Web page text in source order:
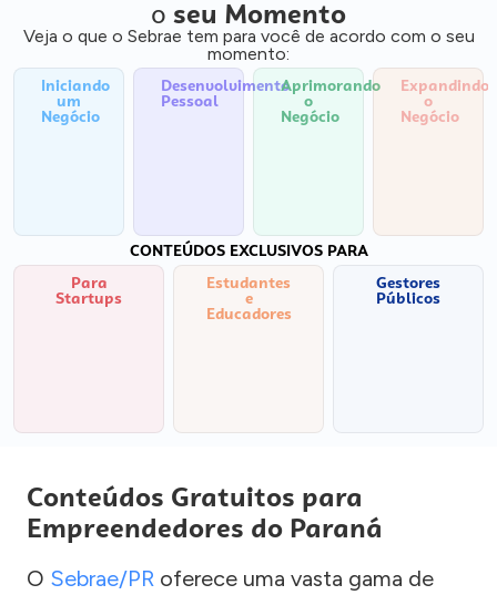
o seu Momento
Veja o que o Sebrae tem para você de acordo com o seu
momento:
Iniciando
um
Negócio
Desenvolvimento
Pessoal
Aprimorando
o
Negócio
Expandindo
o
Negócio
CONTEÚDOS EXCLUSIVOS PARA
Para
Startups
Estudantes
e
Educadores
Gestores
Públicos
Conteúdos Gratuitos para
Empreendedores do Paraná
O Sebrae/PR oferece uma vasta gama de